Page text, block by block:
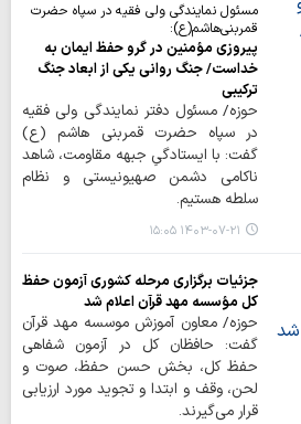
مسئول نمایندگی ولی فقیه در سپاه حضرت
قمربنی‌هاشم(ع):
پیروزی مؤمنین در گرو حفظ ایمان به
خداست/ جنگ روانی یکی از ابعاد جنگ
ترکیبی
حوزه/ مسئول دفتر نمایندگی ولی فقیه
در سپاه حضرت قمربنی هاشم (ع)
گفت: با ایستادگیِ جبهه مقاومت، شاهد
ناکامی دشمن صهیونیستی و نظام
سلطه هستیم.
۱۴۰۳-۰۷-۲۱ ۱۵:۰۵
جزئیات برگزاری مرحله کشوری آزمون حفظ
کل مؤسسه مهد قرآن اعلام شد
حوزه/ معاون آموزش موسسه مهد قرآن
گفت: حافظان کل در آزمون شفاهی
حفظ کل، بخش حسن حفظ، صوت و
لحن، وقف و ابتدا و تجوید مورد ارزیابی
قرار می‌گیرند.